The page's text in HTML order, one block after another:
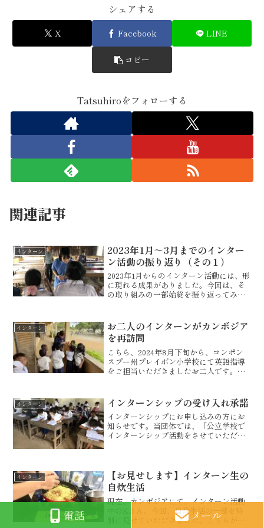
シェアする
X Facebook LINE
コピー
Tatsuhiroをフォローする
関連記事
インターン
2023年1月～3月までのインター
ン活動の振り返り（その１）
2023年1月からのインターン活動には、形
に現れる成果がありました。今回は、そ
の取り組みの一部始終を振り返ってみよ
ンポンスプー州で迎える3度目のインター
ナショナルニュー...
インターン
お二人のインターンがカンボジア
を再訪問
こちら、2024年8月下旬から、コンポン
スプー州プレイボン小学校にて英語指導
をご担当いただきましたお二人です。こ
なります。スクールサポートとして、進
んで学校清掃活動に取...
インターン インターンシップの受け入れ承諾
インターンシップにお申し込みの方にお
知らせです。当団体では、「公立学校で
インターンシップ活動をさせていただき
いただける方を優先的に採...
インターン
【お見せします】インターン生の
自炊生活
現在、カンボジアにて、インターン活動
中のKさん。今回、自炊生活の一部を特
別に見せていただきました。こちらが野
電話 メール